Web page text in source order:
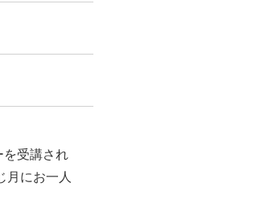
受講され
月にお一人